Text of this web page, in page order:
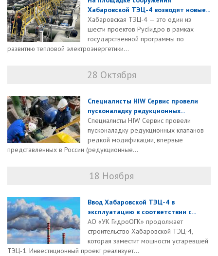
Хабаровской ТЭЦ-4 возводят новые...
Хабаровская ТЭЦ-4 — это один из
шести проектов РусГидро в рамках
государственной программы по
развитию тепловой электроэнергетики...
28 Октября
Специалисты HIW Сервис провели
пусконаладку редукционных...
Специалисты HIW Сервис провели
пусконаладку редукционных клапанов
редкой модификации, впервые
представленных в России (редукционные...
18 Ноября
Ввод Хабаровской ТЭЦ-4 в
эксплуатацию в соответствии с...
АО «УК ГидроОГК» продолжает
строительство Хабаровской ТЭЦ-4,
которая заместит мощности устаревшей
ТЭЦ-1. Инвестиционный проект реализует...